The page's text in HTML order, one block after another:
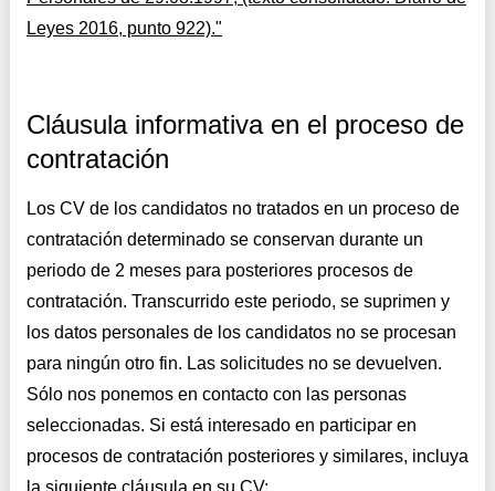
Leyes 2016, punto 922)."
Cláusula informativa en el proceso de
contratación
Los CV de los candidatos no tratados en un proceso de
contratación determinado se conservan durante un
periodo de 2 meses para posteriores procesos de
contratación. Transcurrido este periodo, se suprimen y
los datos personales de los candidatos no se procesan
para ningún otro fin. Las solicitudes no se devuelven.
Sólo nos ponemos en contacto con las personas
seleccionadas. Si está interesado en participar en
procesos de contratación posteriores y similares, incluya